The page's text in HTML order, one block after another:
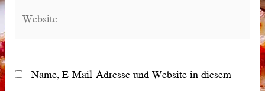
Name, E-Mail-Adresse und Website in diesem